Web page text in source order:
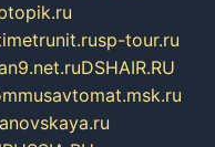
sp-tour.ru
DSHAIR.RU
musavtomat.msk.ru